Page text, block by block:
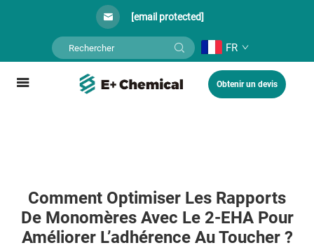
[email protected]
FR
Obtenir un devis
Comment Optimiser Les Rapports
De Monomères Avec Le 2-EHA Pour
Améliorer L’adhérence Au Toucher ?